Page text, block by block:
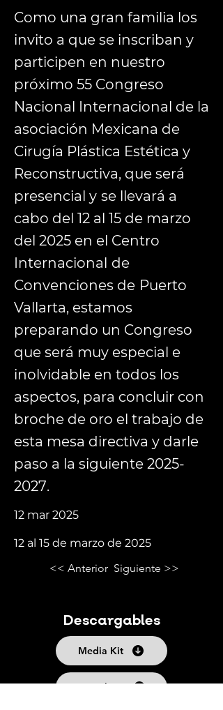
Como una gran familia los
invito a que se inscriban y
participen en nuestro
próximo 55 Congreso
Nacional Internacional de la
asociación Mexicana de
Cirugía Plástica Estética y
Reconstructiva, que será
presencial y se llevará a
cabo del 12 al 15 de marzo
del 2025 en el Centro
Internacional de
Convenciones de Puerto
Vallarta, estamos
preparando un Congreso
que será muy especial e
inolvidable en todos los
aspectos, para concluir con
broche de oro el trabajo de
esta mesa directiva y darle
paso a la siguiente 2025-
2027.
12 mar 2025
12 al 15 de marzo de 2025
<< Anterior Siguiente >>
Descargables
Media Kit
Fact Sheet